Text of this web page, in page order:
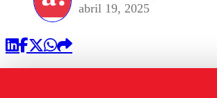
abril 19, 2025